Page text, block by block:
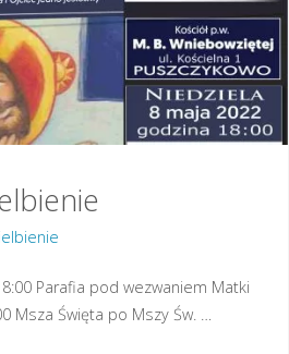
Parafia pod wezwaniem Matki
Msza Święta po Mszy Św. …